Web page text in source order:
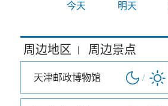
今天 明天
周边地区 | 周边景点
天津邮政博物馆 /